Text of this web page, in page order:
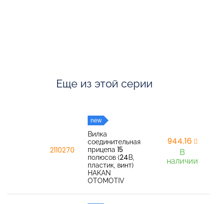
Еще из этой серии
2110270
new
Вилка
соединительная
прицепа 15
полюсов (24В,
пластик, винт)
HAKAN
OTOMOTIV
944,16
В
наличии